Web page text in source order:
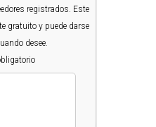
registrados. Este
gratuito y puede darse
desee.